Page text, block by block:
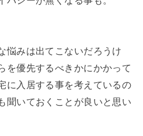
悩みは出てこないだろうけ
を優先するべきかにかかって
に入居する事を考えているの
聞いておくことが良いと思い